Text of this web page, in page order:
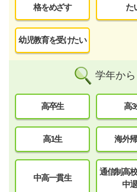
格をめざす
た
幼児教育を受けたい
学年か
高卒生 高3
高1生 海外
中高一貫生
通信制高
中